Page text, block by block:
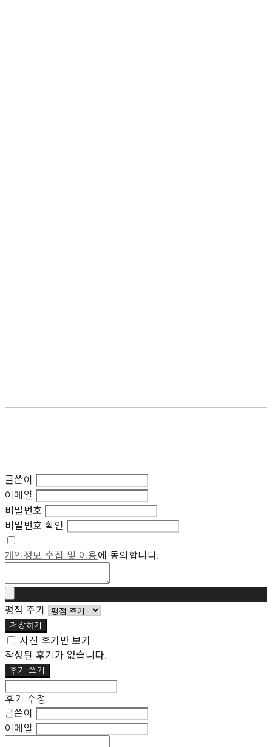
글쓴이
이메일
비밀번호
비밀번호 확인
개인정보 수집 및 이용에 동의합니다.
평점 주기
저장하기
사진 후기만 보기
작성된 후기가 없습니다.
후기 쓰기
후기 수정
글쓴이
이메일